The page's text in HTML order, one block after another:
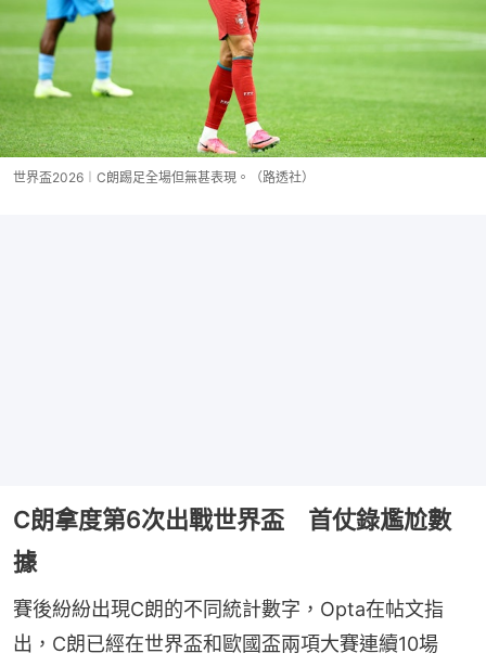
世界盃2026︱C朗踢足全場但無甚表現。（路透社）
C朗拿度第6次出戰世界盃 首仗錄尷尬數
據
賽後紛紛出現C朗的不同統計數字，Opta在帖文指
出，C朗已經在世界盃和歐國盃兩項大賽連續10場